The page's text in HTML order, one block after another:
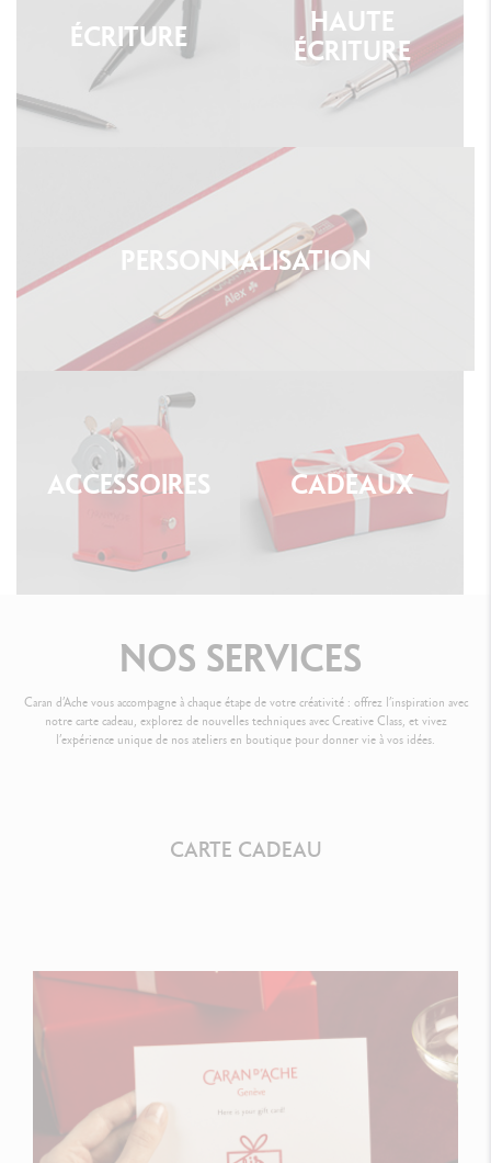
ÉCRITURE
HAUTE
ÉCRITURE
PERSONNALISATION
ACCESSOIRES CADEAUX
NOS SERVICES
Caran d’Ache vous accompagne à chaque étape de votre créativité : offrez l’inspiration avec
notre carte cadeau, explorez de nouvelles techniques avec Creative Class, et vivez
l’expérience unique de nos ateliers en boutique pour donner vie à vos idées.
CARTE CADEAU